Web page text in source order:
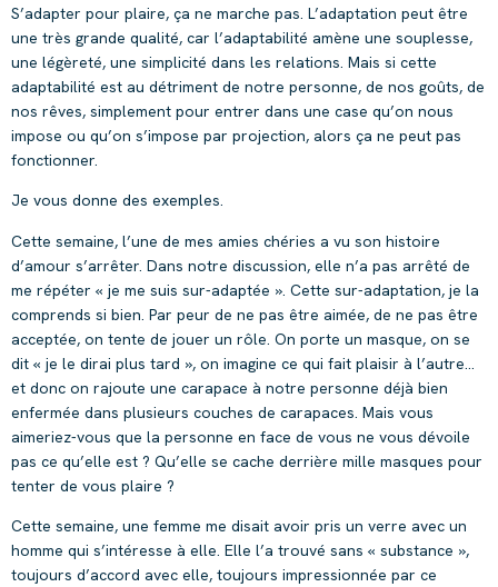
S’adapter pour plaire, ça ne marche pas. L’adaptation peut être
une très grande qualité, car l’adaptabilité amène une souplesse,
une légèreté, une simplicité dans les relations. Mais si cette
adaptabilité est au détriment de notre personne, de nos goûts, de
nos rêves, simplement pour entrer dans une case qu’on nous
impose ou qu’on s’impose par projection, alors ça ne peut pas
fonctionner.
Je vous donne des exemples.
Cette semaine, l’une de mes amies chéries a vu son histoire
d’amour s’arrêter. Dans notre discussion, elle n’a pas arrêté de
me répéter « je me suis sur-adaptée ». Cette sur-adaptation, je la
comprends si bien. Par peur de ne pas être aimée, de ne pas être
acceptée, on tente de jouer un rôle. On porte un masque, on se
dit « je le dirai plus tard », on imagine ce qui fait plaisir à l’autre…
et donc on rajoute une carapace à notre personne déjà bien
enfermée dans plusieurs couches de carapaces. Mais vous
aimeriez-vous que la personne en face de vous ne vous dévoile
pas ce qu’elle est ? Qu’elle se cache derrière mille masques pour
tenter de vous plaire ?
Cette semaine, une femme me disait avoir pris un verre avec un
homme qui s’intéresse à elle. Elle l’a trouvé sans « substance »,
toujours d’accord avec elle, toujours impressionnée par ce